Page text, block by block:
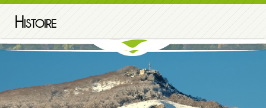
Histoire